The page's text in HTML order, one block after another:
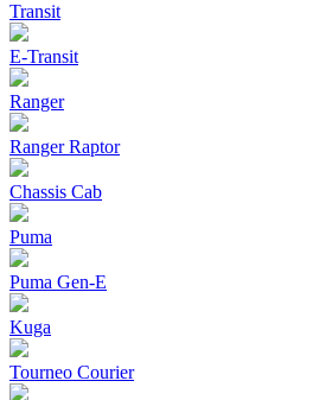
Transit
E-Transit
Ranger
Ranger Raptor
Chassis Cab
Puma
Puma Gen‑E
Kuga
Tourneo Courier